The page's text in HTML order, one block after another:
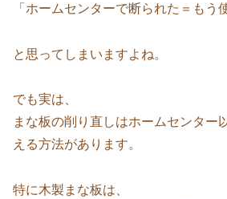
「ホームセンターで断られた＝もう
と思ってしまいますよね。
でも実は、
まな板の削り直しはホームセンター
える方法があります。
特に木製まな板は、